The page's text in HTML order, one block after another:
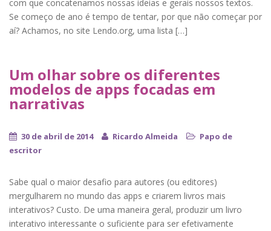
com que concatenamos nossas ideias e gerais nossos textos.
Se começo de ano é tempo de tentar, por que não começar por
aí? Achamos, no site Lendo.org, uma lista […]
Um olhar sobre os diferentes
modelos de apps focadas em
narrativas
30 de abril de 2014 Ricardo Almeida
Papo de
escritor
Sabe qual o maior desafio para autores (ou editores)
mergulharem no mundo das apps e criarem livros mais
interativos? Custo. De uma maneira geral, produzir um livro
interativo interessante o suficiente para ser efetivamente